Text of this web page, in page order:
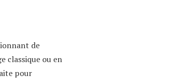
de
classique ou en
pour